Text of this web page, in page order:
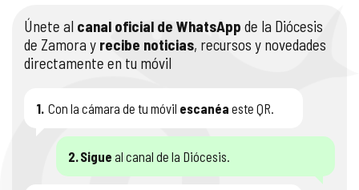
Únete al canal oficial de WhatsApp de la Diócesis
de Zamora y recibe noticias, recursos y novedades
directamente en tu móvil
1. Con la cámara de tu móvil escanéa este QR.
2.Sigue al canal de la Diócesis.